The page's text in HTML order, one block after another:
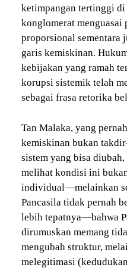
ketimpangan tertinggi
konglomerat
proporsional sementara
garis kemiskinan.
kebijakan yang ramah
korupsi sistemik telah
sebagai frasa retorika
Tan Malaka, yang
kemiskinan bukan
sistem yang bisa
melihat kondisi ini
individual—melainkan
Pancasila tidak pernah
lebih tepatnya—bahwa
dirumuskan memang
mengubah struktur,
melegitimasi